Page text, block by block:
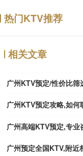
热门KTV推荐
相关文章
广州KTV预定/性价比
广州KTV预定攻略,如
广州高端KTV预定,专
广州预定全国KTV,附近